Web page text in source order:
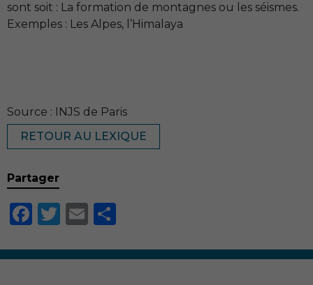
sont soit : La formation de montagnes ou les séismes.
Exemples : Les Alpes, l’Himalaya
Source : INJS de Paris
RETOUR AU LEXIQUE
Partager
Facebook
Twitter
Email